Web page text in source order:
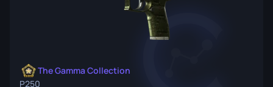
The Gamma Collection
P250